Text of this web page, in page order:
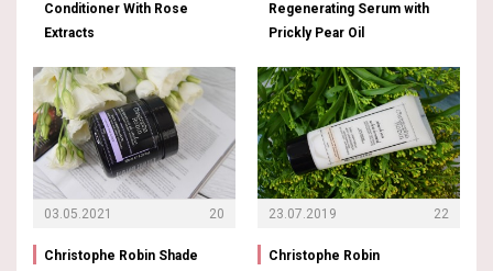
Conditioner With Rose
Extracts
03.05.2021 20
Christophe Robin Shade
Regenerating Serum with
Prickly Pear Oil
23.07.2019 22
Christophe Robin